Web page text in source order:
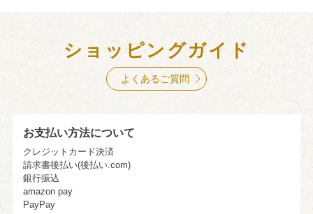
ショッピングガイド
よくあるご質問
お支払い方法について
クレジットカード決済
請求書後払い(後払い.com)
銀行振込
amazon pay
PayPay